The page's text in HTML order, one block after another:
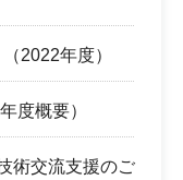
2022年度）
度概要）
術交流支援のご